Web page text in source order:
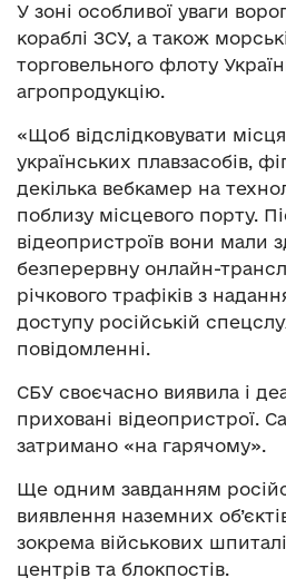
У зоні особливої уваги
кораблі ЗСУ, а також
торговельного флоту
агропродукцію.
«Щоб відслідковувати
українських плавзасобів,
декілька вебкамер на
поблизу місцевого порту.
відеопристроїв вони мали
безперервну онлайн-
річкового трафіків з
доступу російській
повідомленні.
СБУ своєчасно виявила і
приховані відеопристрої.
затримано «на гарячому».
Ще одним завданням
виявлення наземних
зокрема військових
центрів та блокпостів.